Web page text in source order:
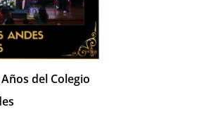
del Colegio